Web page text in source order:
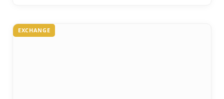
EXCHANGE